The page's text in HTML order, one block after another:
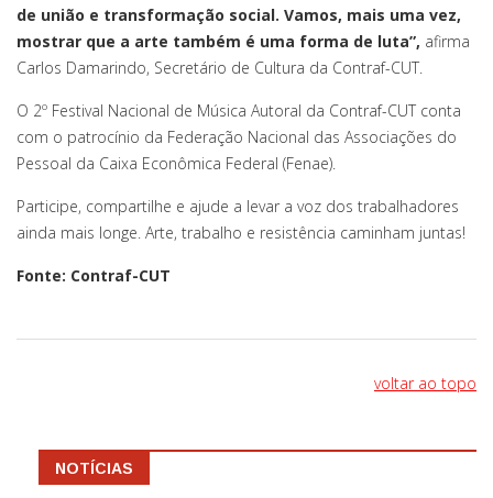
de união e transformação social. Vamos, mais uma vez,
mostrar que a arte também é uma forma de luta”, afirma
Carlos Damarindo, Secretário de Cultura da Contraf-CUT.
O 2º Festival Nacional de Música Autoral da Contraf-CUT conta
com o patrocínio da Federação Nacional das Associações do
Pessoal da Caixa Econômica Federal (Fenae).
Participe, compartilhe e ajude a levar a voz dos trabalhadores
ainda mais longe. Arte, trabalho e resistência caminham juntas!
Fonte: Contraf-CUT
voltar ao topo
NOTÍCIAS